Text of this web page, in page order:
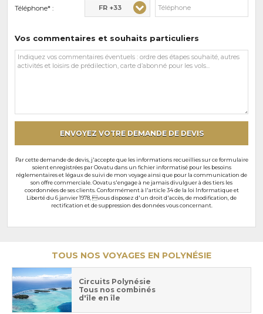
Téléphone* : FR +33
Vos commentaires et souhaits particuliers
Vos
commentaires
ENVOYEZ VOTRE DEMANDE DE DEVIS
Par cette demande de devis, j'accepte que les informations recueillies sur ce formulaire
soient enregistrées par Oovatu dans un fichier informatisé pour les besoins
réglementaires et légaux de suivi de mon voyage ainsi que pour la communication de
son offre commerciale. Oovatu s'engage à ne jamais divulguer à des tiers les
coordonnées de ses clients. Conformément à l'article 34 de la loi Informatique et
Liberté du 6 janvier 1978, vous disposez d'un droit d'accès, de modification, de
rectification et de suppression des données vous concernant.
TOUS NOS VOYAGES EN POLYNÉSIE
Circuits Polynésie
Tous nos combinés
d'île en île